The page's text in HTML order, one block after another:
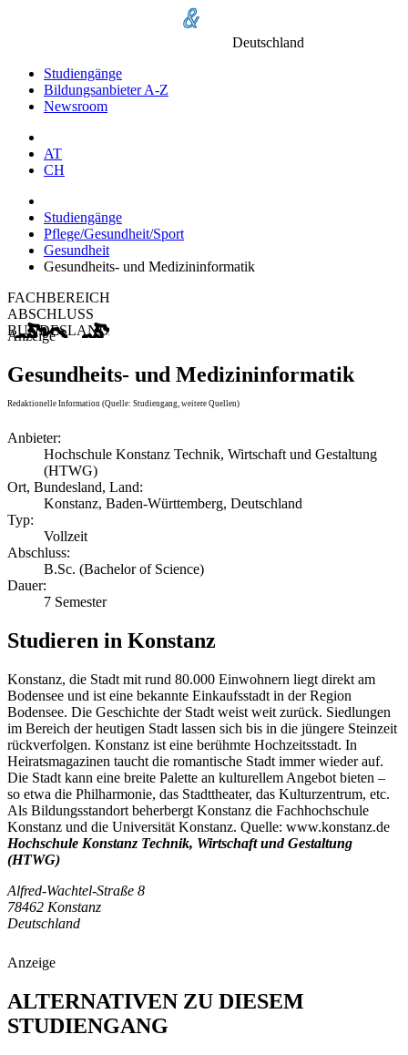
Deutschland
Studiengänge
Bildungsanbieter A-Z
Newsroom
AT
CH
Studiengänge
Pflege/Gesundheit/Sport
Gesundheit
Gesundheits- und Medizininformatik
FACHBEREICH
ABSCHLUSS
BUNDESLAND
Anzeige
Gesundheits- und Medizininformatik
Redaktionelle Information (Quelle: Studiengang, weitere Quellen)
Anbieter:
Hochschule Konstanz Technik, Wirtschaft und Gestaltung
(HTWG)
Ort, Bundesland, Land:
Konstanz, Baden-Württemberg, Deutschland
Typ:
Vollzeit
Abschluss:
B.Sc. (Bachelor of Science)
Dauer:
7 Semester
Studieren in Konstanz
Konstanz, die Stadt mit rund 80.000 Einwohnern liegt direkt am
Bodensee und ist eine bekannte Einkaufsstadt in der Region
Bodensee. Die Geschichte der Stadt weist weit zurück. Siedlungen
im Bereich der heutigen Stadt lassen sich bis in die jüngere Steinzeit
rückverfolgen. Konstanz ist eine berühmte Hochzeitsstadt. In
Heiratsmagazinen taucht die romantische Stadt immer wieder auf.
Die Stadt kann eine breite Palette an kulturellem Angebot bieten –
so etwa die Philharmonie, das Stadttheater, das Kulturzentrum, etc.
Als Bildungsstandort beherbergt Konstanz die Fachhochschule
Konstanz und die Universität Konstanz. Quelle: www.konstanz.de
Hochschule Konstanz Technik, Wirtschaft und Gestaltung
(HTWG)
Alfred-Wachtel-Straße 8
78462 Konstanz
Deutschland
Anzeige
ALTERNATIVEN ZU DIESEM
STUDIENGANG